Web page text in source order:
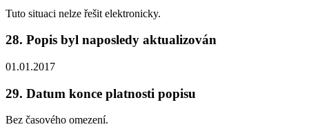
Tuto situaci nelze řešit elektronicky.
28. Popis byl naposledy aktualizován
01.01.2017
29. Datum konce platnosti popisu
Bez časového omezení.